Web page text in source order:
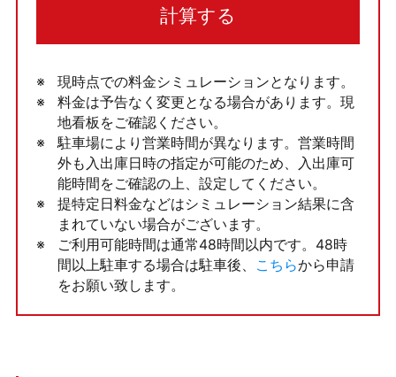
計算する
現時点での料金シミュレーションとなります。
料金は予告なく変更となる場合があります。現
地看板をご確認ください。
駐車場により営業時間が異なります。営業時間
外も入出庫日時の指定が可能のため、入出庫可
能時間をご確認の上、設定してください。
提特定日料金などはシミュレーション結果に含
まれていない場合がございます。
ご利用可能時間は通常48時間以内です。48時
間以上駐車する場合は駐車後、
こちらから申請
をお願い致します。